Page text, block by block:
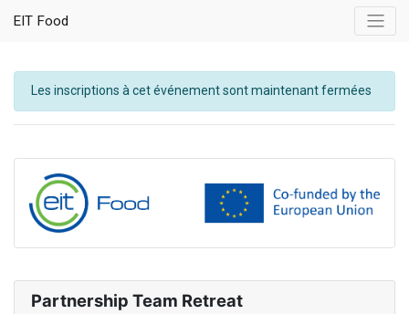
EIT Food
Les inscriptions à cet événement sont maintenant fermées
Partnership Team Retreat